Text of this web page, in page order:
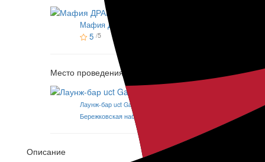
Мафия ДРАЙВ
5 /5
Место проведения:
Лаунж-бар uct Garage
Бережковская набережная, д. 20, стр. 9
Описание